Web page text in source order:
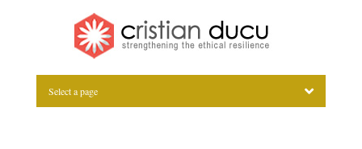
Select a page